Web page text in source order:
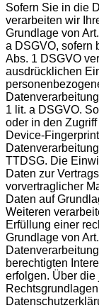
Sofern Sie in die
verarbeiten wir
Grundlage von
a DSGVO, sofern
Abs. 1 DSGVO
ausdrücklichen
1 lit. a DSGVO.
oder in den
Device-
TTDSG. Die
Daten zur
vorvertraglicher
Daten auf
Weiteren
Erfüllung einer
Grundlage von
berechtigten
erfolgen. Über